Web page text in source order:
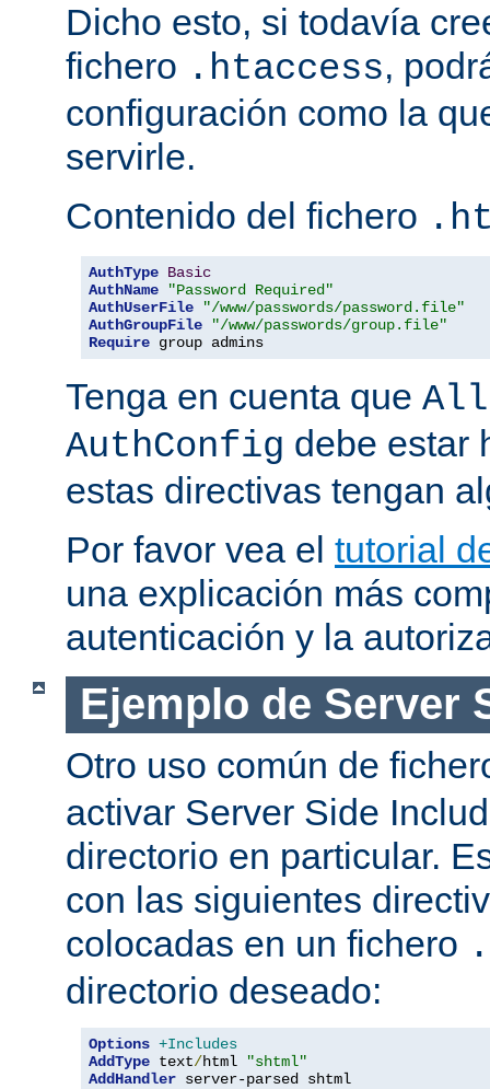
Dicho esto, si todavía
fichero .htaccess,
configuración como la
servirle.
Contenido del fichero
AuthType Basic
AuthName
"Password Required"
AuthUserFile
"/www/passwords/password.file"
AuthGroupFile
"/www/passwords/group.file"
Require group admins
Tenga en cuenta que
AuthConfig debe estar
estas directivas tengan
Por favor vea el tutorial
una explicación más
autenticación y la
Ejemplo de Server
Otro uso común de
activar Server Side
directorio en particular.
con las siguientes
colocadas en un fichero
directorio deseado:
Options +Includes
AddType text/html
"shtml"
AddHandler server-parsed shtml